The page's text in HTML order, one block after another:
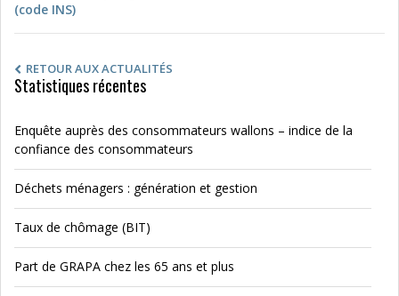
(code INS)
RETOUR AUX ACTUALITÉS
Statistiques récentes
Enquête auprès des consommateurs wallons – indice de la
confiance des consommateurs
Déchets ménagers : génération et gestion
Taux de chômage (BIT)
Part de GRAPA chez les 65 ans et plus